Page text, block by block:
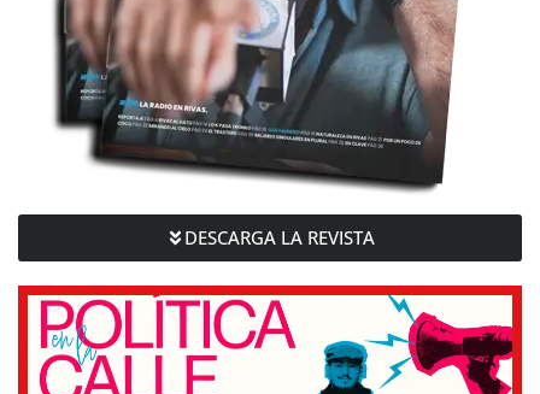
DESCARGA LA REVISTA